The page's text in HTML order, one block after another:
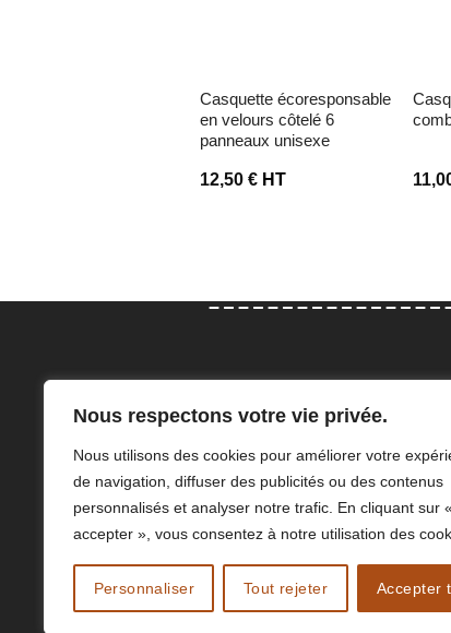
Nous respectons votre vie privée.
Nous utilisons des cookies pour améliorer votre
de navigation, diffuser des publicités ou des contenus
personnalisés et analyser notre trafic. En cliquant sur
accepter », vous consentez à notre utilisation des
Personnaliser Tout rejeter Accepter
casquette écoresponsable
en velours côtelé 6
panneaux unisexe
12,50 €HT
casquette flexfit wooly
vous accompagner dans le choix
de vos équipements de protection
individuelle.